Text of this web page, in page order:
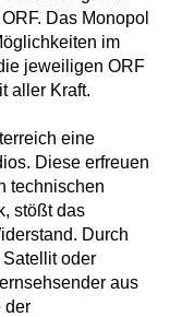
Das Monopol
im
jeweiligen ORF
aller Kraft.
eine
Diese erfreuen
technischen
stößt das
Durch
oder
aus
der